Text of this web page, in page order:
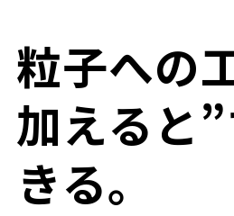
粒子への
加えると
きる。